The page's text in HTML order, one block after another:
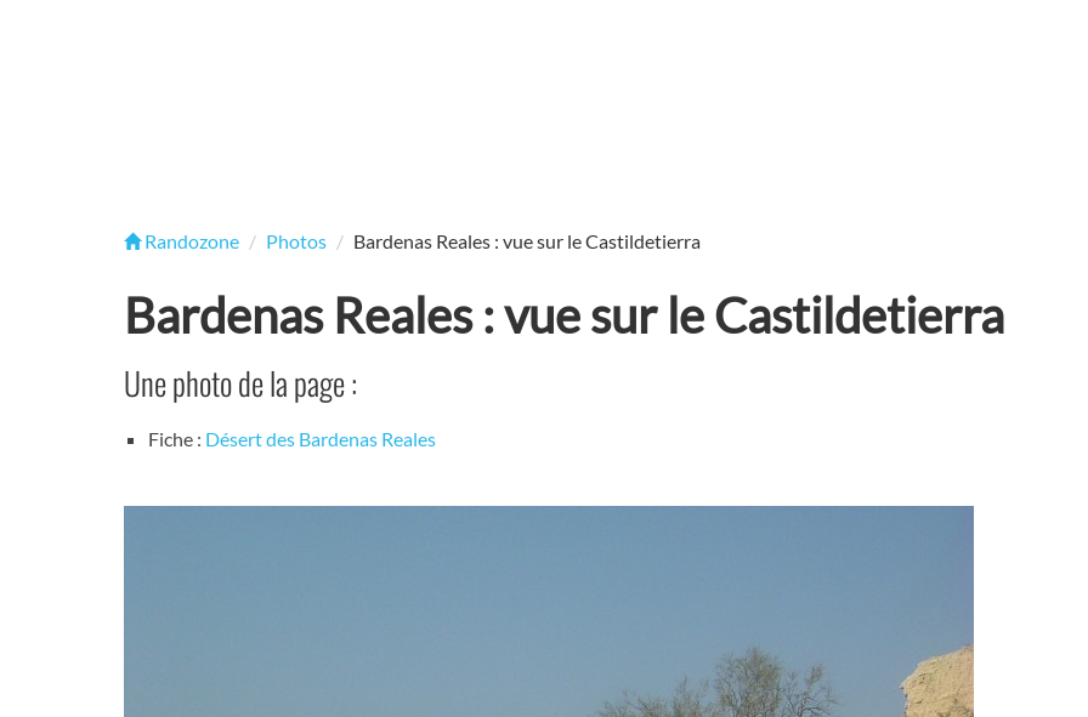
Randozone Photos Bardenas Reales : vue sur le Castildetierra
Bardenas Reales : vue sur le Castildetierra
Une photo de la page :
Fiche : Désert des Bardenas Reales